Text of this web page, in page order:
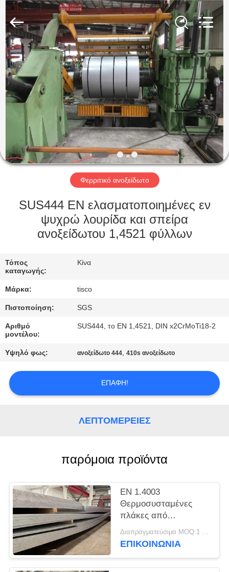
ΣΠΊΤΙ
ΠΡΟΪΌΝΤΑ
ΒΊΝΤΕΟ
ΠΕΡΊΠΟΥ
ΕΜΕΊΣ
ΓΎΡΟΣ
ΕΡΓΟΣΤΑΣΊΩΝ
ΈΛΕΓΧΟΣ
ΜΑΣ
ΕΛΆΤΕ
ΣΕ
ΕΠΑΦΉ
ΖΗΤΉΣΤΕ
SITEMAP
PRIVACY
POLICY
Special
Ltd.
Rights
Reserved.
Φερριτικό ανοξείδωτο
SUS444 EN ελασματοποιημένες εν
ψυχρώ λουρίδα και σπείρα
ανοξείδωτου 1,4521 φύλλων
Τόπος
καταγωγής:
Κίνα
Μάρκα: tisco
Πιστοποίηση: SGS
Αριθμό
μοντέλου:
SUS444, το EN 1,4521, DIN x2CrMoTi18-2
Υψηλό φως: ανοξείδωτο 444,410s ανοξείδωτο
ΕΠΑΦΉ!
ΛΕΠΤΟΜΈΡΕΙΕΣ
παρόμοια προϊόντα
EN 1.4003
Θερμοσυσταμένες
πλάκες από
ανοξείδωτο χάλυβα
UNS S41003
Διαπραγματεύσιμα MOQ:1 τόνος
ΕΠΙΚΟΙΝΩΝΊΑ